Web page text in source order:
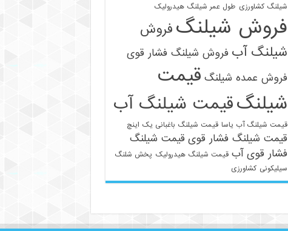
شیلنگ کشاورزی طول عمر شیلنگ هیدرولیک
فروش شیلنگ فروش
شیلنگ آب فروش شیلنگ فشار قوی
فروش عمده شیلنگ قیمت
شیلنگقیمت شیلنگ آب
قیمت شیلنگ آب یاسا قیمت شیلنگ باغبانی یک اینچ
قیمت شیلنگ فشار قوی قیمت شیلنگ
فشار قوی آب قیمت شیلنگ هیدرولیک پخش شلنگ
سیلیکونی کشاورزی